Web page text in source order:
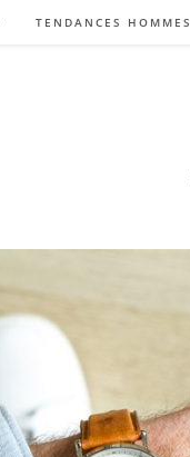
TENDANCES HOMMES